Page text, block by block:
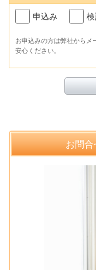
申込み 検
お申込みの方は弊社からメ
安心ください。
お問合